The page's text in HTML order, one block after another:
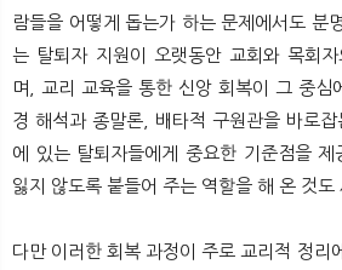
람들을 어떻게 돕는가 하는 문제에서도 분
는 탈퇴자 지원이 오랫동안 교회와 목회
며, 교리 교육을 통한 신앙 회복이 그 중심
경 해석과 종말론, 배타적 구원관을 바로
에 있는 탈퇴자들에게 중요한 기준점을 제
잃지 않도록 붙들어 주는 역할을 해 온 것도
다만 이러한 회복 과정이 주로 교리적 정리